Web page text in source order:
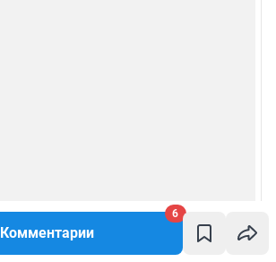
Комментарии
6